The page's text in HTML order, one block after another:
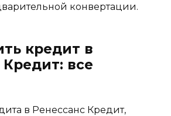
конвертации.
кредит в
Кредит: все
в Ренессанс Кредит,